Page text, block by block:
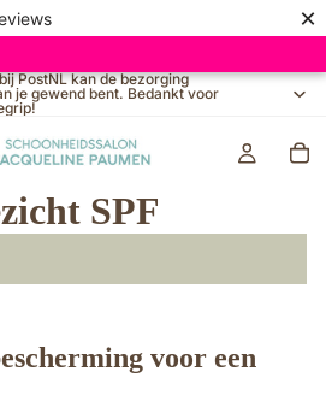
×
PostNL kan de bezorging
je gewend bent. Bedankt voor
SPF
voor een